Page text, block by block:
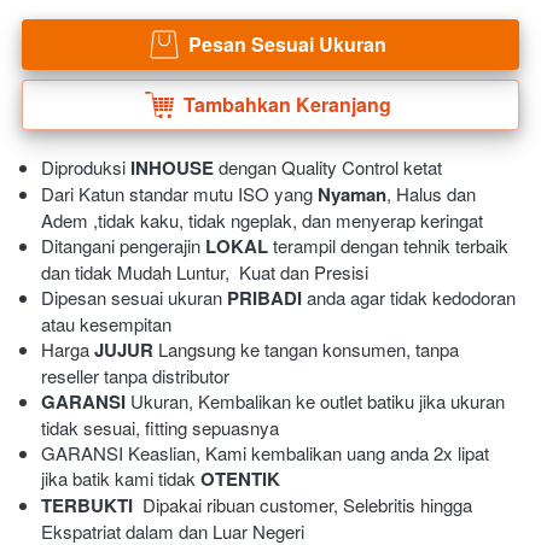
` Pesan Sesuai Ukuran
` Tambahkan Keranjang
Diproduksi INHOUSE dengan Quality Control ketat
Dari Katun standar mutu ISO yang Nyaman, Halus dan
Adem ,tidak kaku, tidak ngeplak, dan menyerap keringat
Ditangani pengerajin LOKAL terampil dengan tehnik terbaik
dan tidak Mudah Luntur,  Kuat dan Presisi
Dipesan sesuai ukuran PRIBADI anda agar tidak kedodoran
atau kesempitan
Harga JUJUR Langsung ke tangan konsumen, tanpa
reseller tanpa distributor
GARANSI Ukuran, Kembalikan ke outlet batiku jika ukuran
tidak sesuai, fitting sepuasnya
GARANSI Keaslian, Kami kembalikan uang anda 2x lipat
jika batik kami tidak OTENTIK
TERBUKTI
  Dipakai ribuan customer, Selebritis hingga
Ekspatriat dalam dan Luar Negeri